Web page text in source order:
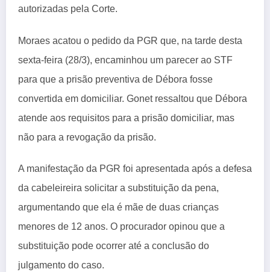
autorizadas pela Corte.
Moraes acatou o pedido da PGR que, na tarde desta
sexta-feira (28/3), encaminhou um parecer ao STF
para que a prisão preventiva de Débora fosse
convertida em domiciliar. Gonet ressaltou que Débora
atende aos requisitos para a prisão domiciliar, mas
não para a revogação da prisão.
A manifestação da PGR foi apresentada após a defesa
da cabeleireira solicitar a substituição da pena,
argumentando que ela é mãe de duas crianças
menores de 12 anos. O procurador opinou que a
substituição pode ocorrer até a conclusão do
julgamento do caso.